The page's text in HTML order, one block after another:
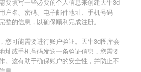
要填写一些必要的个人信息来创建天牛3d
户名、密码、电子邮件地址、手机号码
整的信息，以确保顺利完成注册。
您可能需要进行账户验证。 天牛3d图库会
址或手机号码发送一条验证信息，您需要
。这有助于确保账户的安全性，并防止不